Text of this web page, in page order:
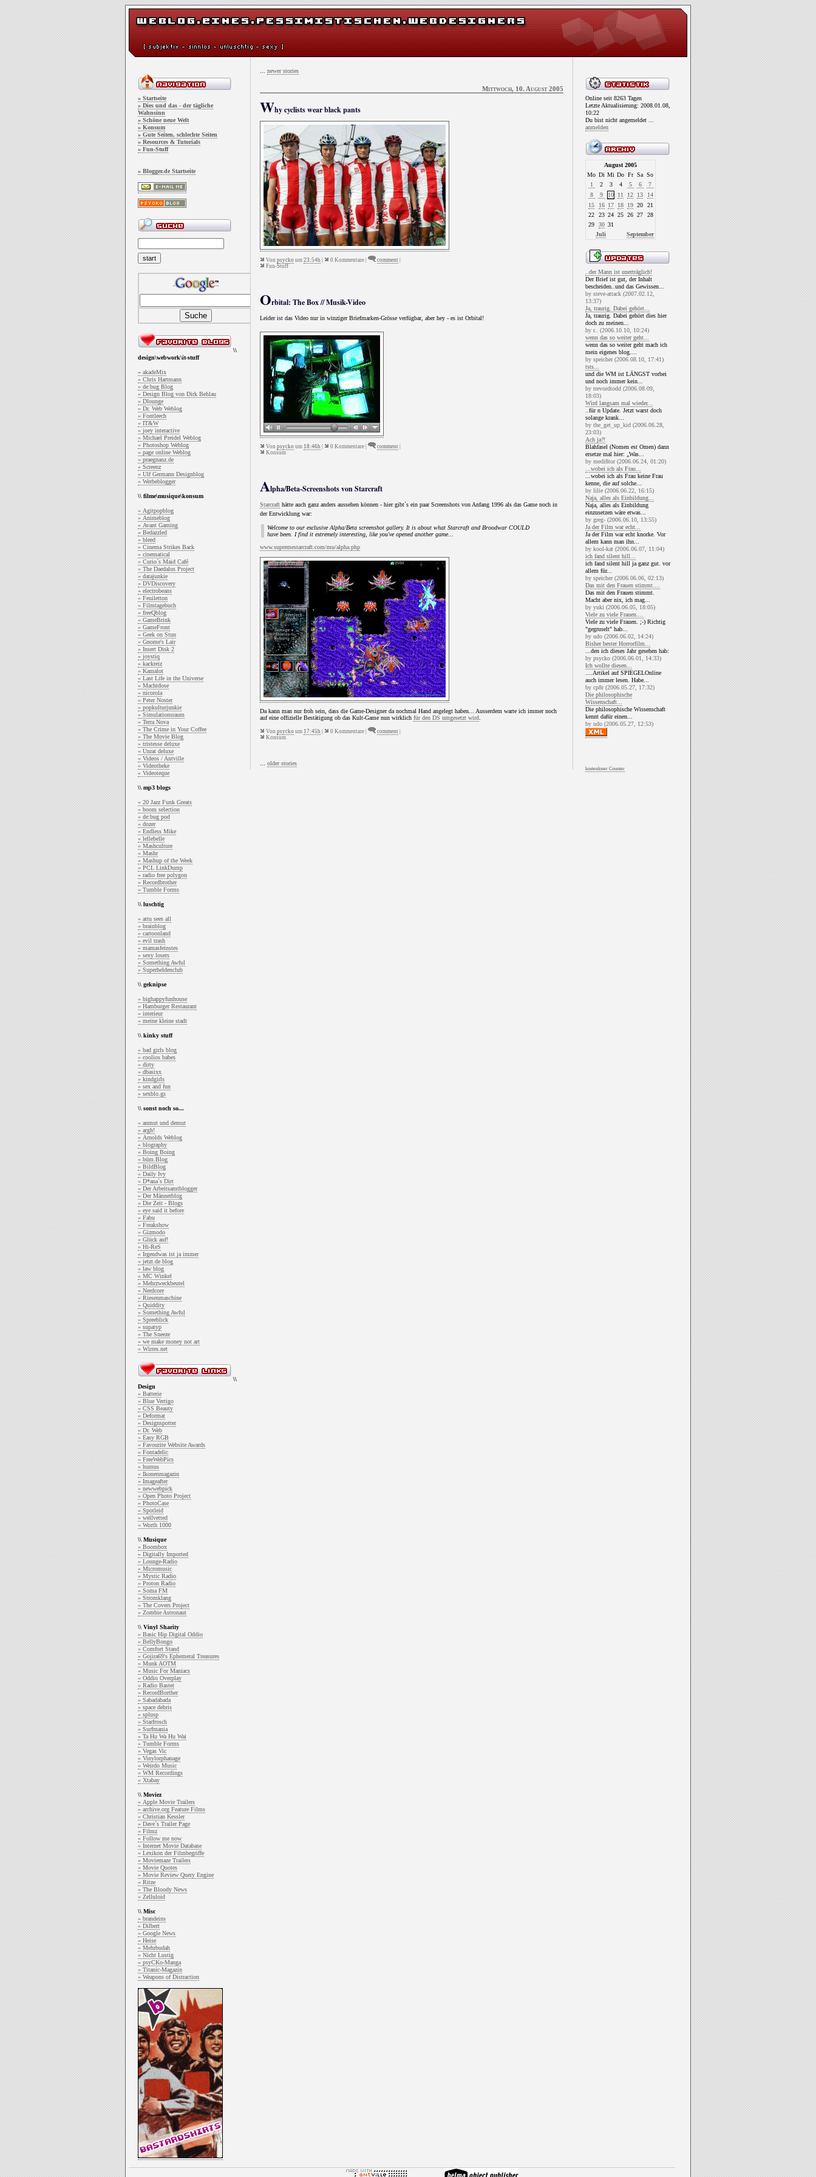
» Startseite
» Dies und das - der tägliche
Wahnsinn
» Schöne neue Welt
» Konsum
» Gute Seiten, schlechte Seiten
» Resources & Tutorials
» Fun-Stuff
» Blogger.de Startseite
\\
design\webwork\it-stuff
» akadeMix
» Chris Hartmann
» de:bug Blog
» Design Blog von Dirk Behlau
» Dlounge
» Dr. Web Weblog
» Fontleech
» IT&W
» joey interactive
» Michael Preidel Weblog
» Photoshop Weblog
» page online Weblog
» praegnanz.de
» Screenz
» Ulf Germann Designblog
» Werbeblogger
\\ filme\musique\konsum
» Agitpopblog
» Animeblog
» Avant Gaming
» Bedazzled
» bleed
» Cinema Strikes Back
» cinematical
» Curio`s Maid Café
» The Daedalus Project
» datajunkie
» DVDiscovery
» electrobeans
» Feuiletton
» Filmtagebuch
» freeQblog
» GameBrink
» GameFront
» Geek on Stun
» Gnome's Lair
» Insert Disk 2
» joystiq
» kackreiz
» Kamalot
» Last Life in the Universe
» Machtdose
» nicorola
» Peter Noster
» popkulturjunkie
» Simulationsraum
» Terra Nova
» The Crime in Your Coffee
» The Movie Blog
» tristesse deluxe
» Unrat deluxe
» Videos / Antville
» Videotheke
» Videoteque
\\ mp3 blogs
» 20 Jazz Funk Greats
» boom selection
» de:bug pod
» dozer
» Endless Mike
» lellebelle
» Mashculture
» Mashr
» Mashup of the Week
» PCL LinkDump
» radio free polygon
» Recordbrother
» Tumble Forms
\\ luschtig
» attu sees all
» brainblog
» cartoonland
» evil trash
» mamasfeinstes
» sexy losers
» Something Awful
» Superheldenclub
\\ geknipse
» bighappyfunhouse
» Hamburger Restaurant
» interieur
» meine kleine stadt
\\ kinky stuff
» bad girls blog
» coolios babes
» dirty
» dbasixx
» kindgirls
» sex and fun
» sexblo.gs
\\ sonst noch so...
» anmut und demut
» argh!
» Arnolds Weblog
» blography
» Boing Boing
» büm.Blog
» BildBlog
» Daily Ivy
» D*ana`s Dirt
» Der Arbeitsamtblogger
» Der Männerblog
» Die Zeit - Blogs
» eye said it before
» Fabu
» Freakshow
» Gizmodo
» Glück auf!
» Hi-ReS
» Irgendwas ist ja immer
» jetzt.de blog
» law blog
» MC Winkel
» Mehrzweckbeutel
» Nerdcore
» Riesenmaschine
» Quiddity
» Something Awful
» Spreeblick
» supatyp
» The Sneeze
» we make money not art
» Wirres.net
\\
Design
» Batterie
» Blue Vertigo
» CSS Beauty
» Deformat
» Designspotter
» Dr. Web
» Easy RGB
» Favourite Website Awards
» Fontadelic
» FreeWebPics
» humus
» Ikonenmagazin
» Imageafter
» newwebpick
» Open Photo Project
» PhotoCase
» Spotleid
» wellvetted
» Worth 1000
\\ Musique
» Boombox
» Digitally Imported
» Lounge-Radio
» Micromusic
» Mystic Radio
» Proton Radio
» Soma FM
» Stromklang
» The Covers Project
» Zombie Astronaut
\\ Vinyl Sharity
» Basic Hip Digital Oddio
» BellyBongo
» Comfort Stand
» Gojira69's Ephemeral Treasures
» Munk AOTM
» Music For Maniacs
» Oddio Overplay
» Radio Bastet
» RecordBorther
» Sabadabada
» space debris
» splusp
» Starfrosch
» Surfmania
» Ta Hu Wa Hu Wai
» Tumble Forms
» Vegas Vic
» Vinylorphanage
» Weirdo Music
» WM Recordings
» Xtabay
\\ Moviez
» Apple Movie Trailers
» archive.org Feature Films
» Christian Kessler
» Dave`s Trailer Page
» Filmz
» Follow me now
» Internet Movie Database
» Lexikon der Filmbegriffe
» Moviemaze Trailers
» Movie Quotes
» Movie Review Query Engine
» Ritze
» The Bloody News
» Zelluloid
\\ Misc
» brandeins
» Dilbert
» Google News
» Heise
» Mehrbudah
» Nicht Lustig
» psyCKo-Manga
» Titanic-Magazin
» Weapons of Distraction
newer stories
Mittwoch, 10. August 2005
Why cyclists wear black pants
Von psycko um 23:54h 0 Kommentare | comment
Fun-Stuff
Orbital: The Box // Musik-Video
Leider ist das Video nur in winziger Briefmarken-Grösse verfügbar, aber hey - es ist Orbital!
Von psycko um 18:46h 0 Kommentare | comment
Konsum
Alpha/Beta-Screenshots von Starcraft
Starcraft hätte auch ganz anders aussehen können - hier gibt`s ein paar Screenshots von Anfang 1996 als das Game noch in
der Entwicklung war:
Welcome to our exclusive Alpha/Beta screenshot gallery. It is about what Starcraft and Broodwar COULD
have been. I find it extremely interesting, like you've opened another game...
www.supremestarcraft.com/mu/alpha.php
Da kann man nur froh sein, dass die Game-Designer da nochmal Hand angelegt haben... Ausserdem warte ich immer noch
auf eine offizielle Bestätigung ob das Kult-Game nun wirklich für den DS umgesetzt wird
Von psycko um 17:45h 0 Kommentare | comment
Konsum
older stories
Online seit 8263 Tagen
Letzte Aktualisierung: 2008.01.08,
10:22
Du bist nicht angemeldet ...
anmelden
August 2005
Mo Di Mi Do Fr Sa So
1
2 3 4 5 6
7
8
9 10 11 12 13
14
15
16 17 18 19 20
21
22
23 24 25 26 27
28
29
30 31
Juli
September
..der Mann ist unerträglich!
Der Brief ist gut, der Inhalt
bescheiden..und das Gewissen...
by steve-attack (2007.02.12,
13:37)
Ja, traurig. Dabei gehört...
Ja, traurig. Dabei gehört dies hier
doch zu meinen...
by r.. (2006.10.10, 10:24)
wenn das so weiter geht...
wenn das so weiter geht mach ich
mein eigenes blog....
by speicher (2006.08.10, 17:41)
tsts...
und die WM ist LÄNGST vorbei
und noch immer kein...
by trevordtodd (2006.08.09,
18:03)
Wird langsam mal wieder...
..für n Update. Jetzt warst doch
solange krank...
by the_get_up_kid (2006.06.28,
23:03)
Ach ja?!
Blahfasel (Nomen est Omen) dann
ersetze mal hier: „Was...
by medi8tor (2006.06.24, 01:20)
...wobei ich als Frau...
...wobei ich als Frau keine Frau
kenne, die auf solche...
by lilie (2006.06.22, 16:15)
Naja, alles als Einbildung...
Naja, alles als Einbildung
einzusetzen wäre etwas...
by greg- (2006.06.10, 13:55)
Ja der Film war echt...
Ja der Film war echt knorke. Vor
allem kann man ihn...
by kool-kat (2006.06.07, 11:04)
ich fand silent hill...
ich fand silent hill ja ganz gut. vor
allem für...
by speicher (2006.06.06, 02:13)
Das mit den Frauen stimmt....
Das mit den Frauen stimmt.
Macht aber nix, ich mag...
by yuki (2006.06.05, 18:05)
Viele zu viele Frauen....
Viele zu viele Frauen. ;-) Richtig
"gegruselt" hab...
by udo (2006.06.02, 14:24)
Bisher bester Horrorfilm...
...den ich dieses Jahr gesehen hab:
by psycko (2006.06.01, 14:33)
Ich wollte diesen...
....Artikel auf SPIEGELOnline
auch immer lesen. Habe...
by cp8r (2006.05.27, 17:32)
Die philosophische
Wissenschaft...
Die philosophische Wissenschaft
kennt dafür einen...
by udo (2006.05.27, 12:53)
kostenloser Counter